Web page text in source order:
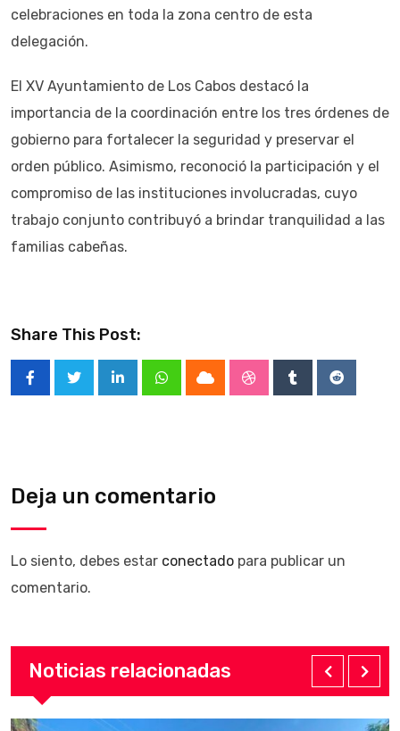
celebraciones en toda la zona centro de esta
delegación.
El XV Ayuntamiento de Los Cabos destacó la
importancia de la coordinación entre los tres órdenes de
gobierno para fortalecer la seguridad y preservar el
orden público. Asimismo, reconoció la participación y el
compromiso de las instituciones involucradas, cuyo
trabajo conjunto contribuyó a brindar tranquilidad a las
familias cabeñas.
Share This Post:
LinkedInWhatsappCloud StumbleUpon
TumblrReddit
Deja un comentario
Lo siento, debes estar conectado para publicar un
comentario.
Noticias relacionadas